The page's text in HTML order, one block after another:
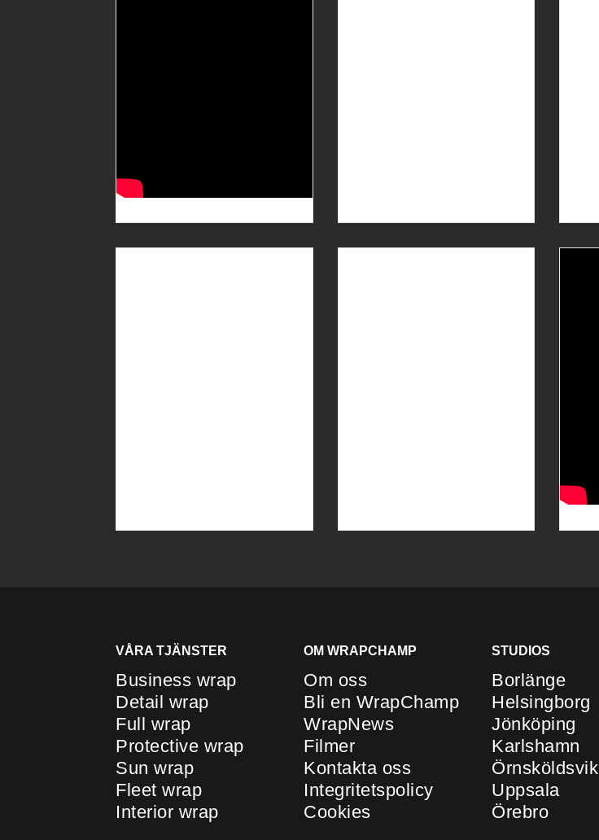
VÅRA TJÄNSTER
Business wrap
Detail wrap
Full wrap
Protective wrap
Sun wrap
Fleet wrap
Interior wrap
OM WRAPCHAMP
Om oss
Bli en WrapChamp
WrapNews
Filmer
Kontakta oss
Integritetspolicy
Cookies
STUDIOS
Borlänge
Helsingborg
Jönköping
Karlshamn
Örnsköldsvik
Uppsala
Örebro